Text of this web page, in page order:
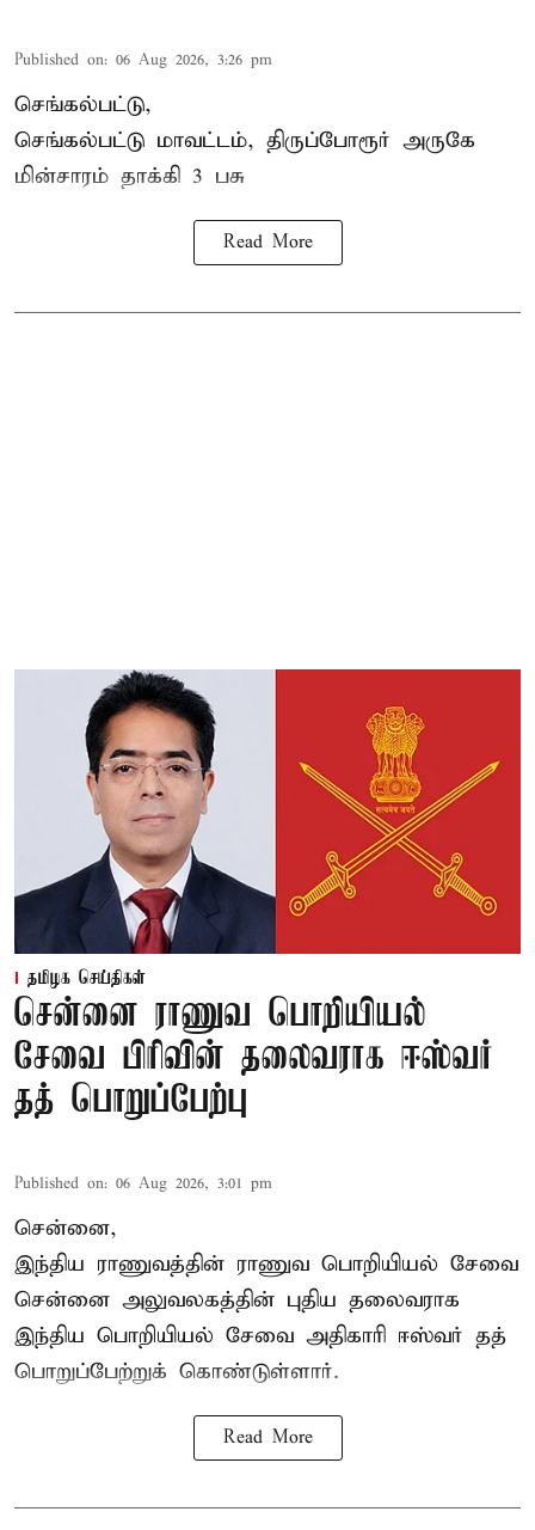
Published on: 06 Aug 2026, 3:26 pm
செங்கல்பட்டு,
செங்கல்பட்டு மாவட்டம், திருப்போரூர் அருகே
மின்சாரம் தாக்கி 3 பசு
Read More
தமிழக செய்திகள்
சென்னை ராணுவ பொறியியல்
சேவை பிரிவின் தலைவராக ஈஸ்வர்
தத் பொறுப்பேற்பு
Published on: 06 Aug 2026, 3:01 pm
சென்னை,
இந்திய ராணுவத்தின் ராணுவ பொறியியல் சேவை
சென்னை அலுவலகத்தின் புதிய தலைவராக
இந்திய பொறியியல் சேவை அதிகாரி ஈஸ்வர் தத்
பொறுப்பேற்றுக் கொண்டுள்ளார்.
Read More